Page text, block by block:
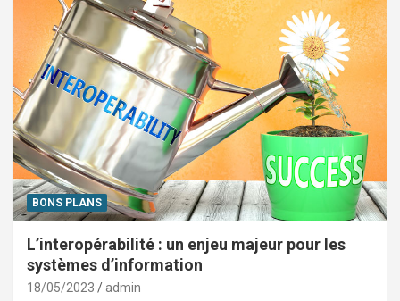
BONS PLANS
L’interopérabilité : un enjeu majeur pour les
systèmes d’information
18/05/2023 admin